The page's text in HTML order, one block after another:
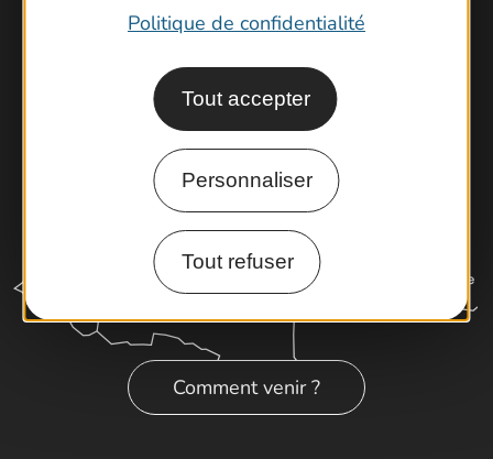
Politique de confidentialité
Tout accepter
Personnaliser
Tout refuser
Latitude Gard
Comment venir ?